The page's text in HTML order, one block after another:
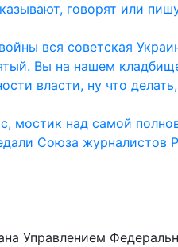
говорят или
вся советская
Вы на нашем
власти, ну что
мостик над самой
Союза журналистов
Управлением